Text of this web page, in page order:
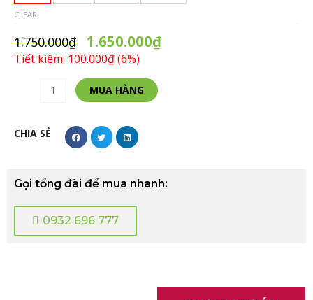
CLEAR
1.750.000₫ 1.650.000₫
Tiết kiệm: 100.000₫ (6%)
Quy
-
Angelica
Essential
MUA HÀNG
CHIA SẺ
Gọi tổng đài để mua nhanh:
0932 696 777